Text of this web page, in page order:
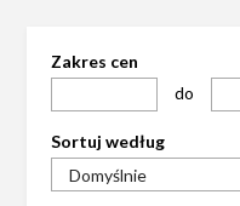
Zakres cen
do
Sortuj według